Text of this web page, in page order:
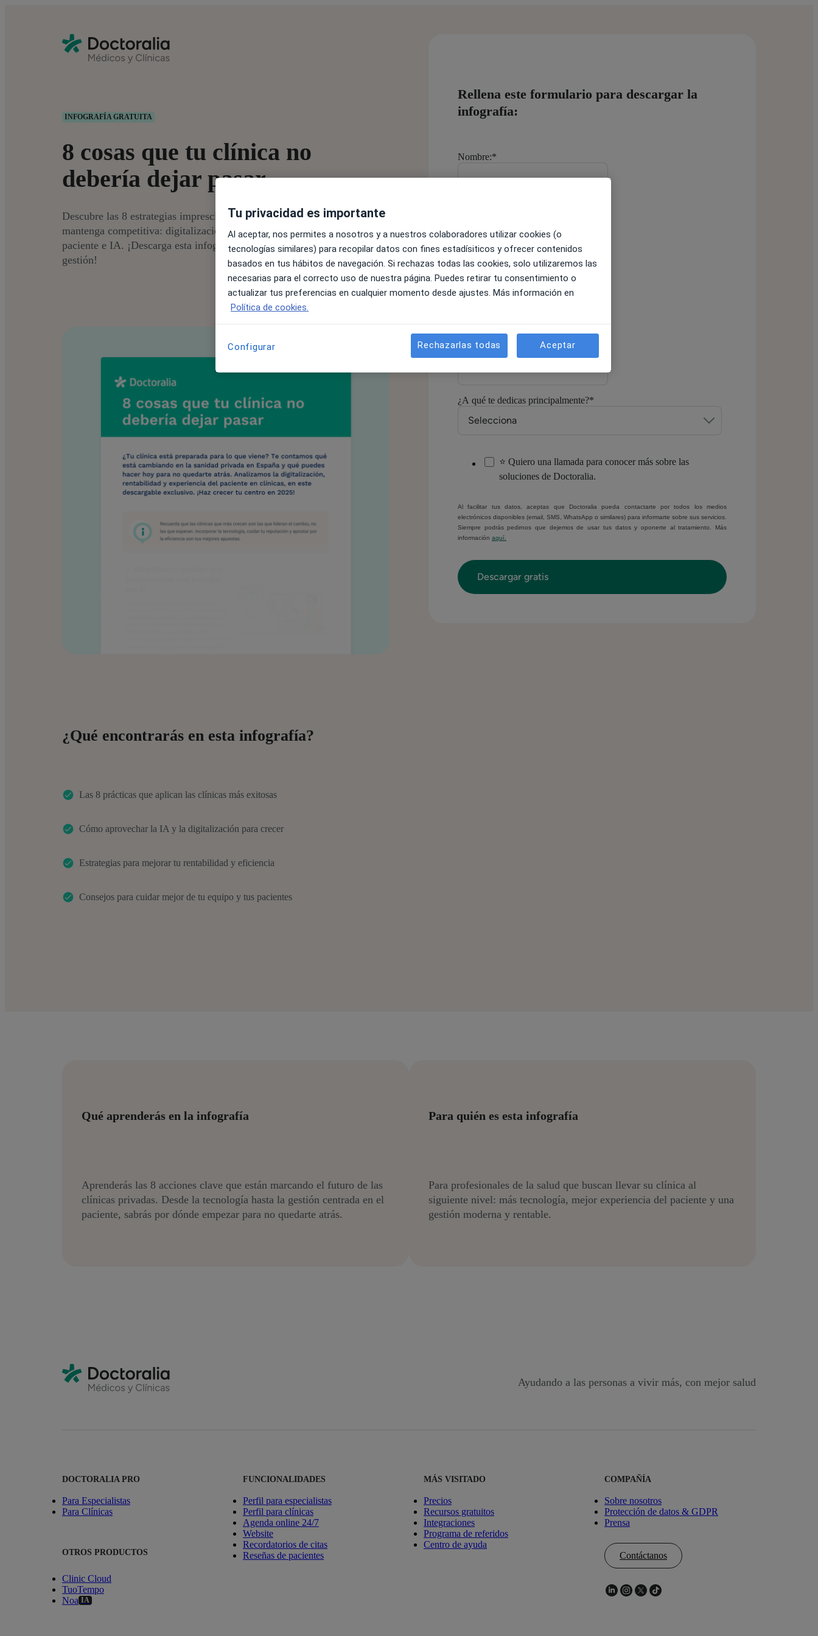
INFOGRAFÍA GRATUITA
8 cosas que tu clínica no
debería dejar pasar
Descubre las 8 estrategias imprescindibles para que tu clínica avance y se
mantenga competitiva: digitalización, rentabilidad, experiencia del
paciente e IA. ¡Descarga esta infografía y empieza a transformar tu
gestión!
Rellena este formulario para descargar la
infografía:
Nombre:*
Correo electrónico:*
Número de móvil/WhatsApp
¿A qué te dedicas principalmente?*
⭐ Quiero una llamada para conocer más sobre las
soluciones de Doctoralia.
Al facilitar tus datos, aceptas que Doctoralia pueda contactarte por todos los medios
electrónicos disponibles (email, SMS, WhatsApp o similares) para informarte sobre sus servicios.
Siempre podrás pedirnos que dejemos de usar tus datos y oponerte al tratamiento. Más
información aquí.
¿Qué encontrarás en esta infografía?
Las 8 prácticas que aplican las clínicas más exitosas
Cómo aprovechar la IA y la digitalización para crecer
Estrategias para mejorar tu rentabilidad y eficiencia
Consejos para cuidar mejor de tu equipo y tus pacientes
Qué aprenderás en la infografía
Aprenderás las 8 acciones clave que están marcando el futuro de las
clínicas privadas. Desde la tecnología hasta la gestión centrada en el
paciente, sabrás por dónde empezar para no quedarte atrás.
Para quién es esta infografía
Para profesionales de la salud que buscan llevar su clínica al
siguiente nivel: más tecnología, mejor experiencia del paciente y una
gestión moderna y rentable.
Ayudando a las personas a vivir más, con mejor salud
DOCTORALIA PRO
Para Especialistas
Para Clínicas
OTROS PRODUCTOS
Clinic Cloud
TuoTempo
Noa IA
FUNCIONALIDADES
Perfil para especialistas
Perfil para clínicas
Agenda online 24/7
Website
Recordatorios de citas
Reseñas de pacientes
MÁS VISITADO
Precios
Recursos gratuitos
Integraciones
Programa de referidos
Centro de ayuda
COMPAÑÍA
Sobre nosotros
Protección de datos & GDPR
Prensa
Contáctanos
Tu privacidad es importante
Al aceptar, nos permites a nosotros y a nuestros colaboradores utilizar cookies (o
tecnologías similares) para recopilar datos con fines estadísiticos y ofrecer contenidos
basados en tus hábitos de navegación. Si rechazas todas las cookies, solo utilizaremos las
necesarias para el correcto uso de nuestra página. Puedes retirar tu consentimiento o
actualizar tus preferencias en cualquier momento desde ajustes. Más información en
Política de cookies.
Configurar Rechazarlas todas Aceptar